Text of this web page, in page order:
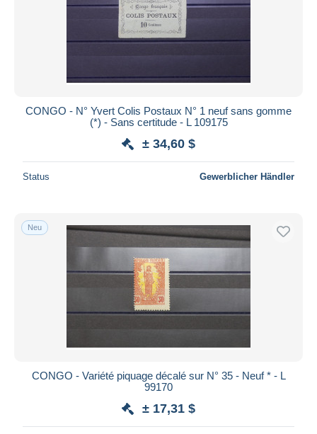
CONGO - N° Yvert Colis Postaux N° 1 neuf sans gomme
(*) - Sans certitude - L 109175
± 34,60 $
Status Gewerblicher Händler
Neu
CONGO - Variété piquage décalé sur N° 35 - Neuf * - L
99170
± 17,31 $